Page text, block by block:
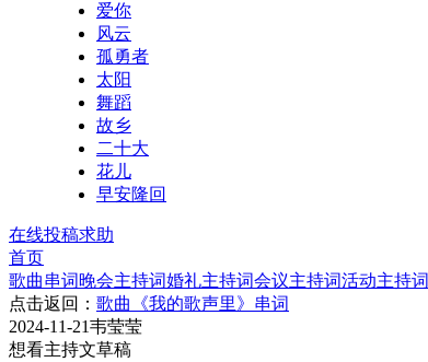
爱你
风云
孤勇者
太阳
舞蹈
故乡
二十大
花儿
早安隆回
在线投稿求助
首页
歌曲串词晚会主持词婚礼主持词会议主持词活动主持词
点击返回： 歌曲《我的歌声里》串词
2024-11-21韦莹莹
想看主持文草稿